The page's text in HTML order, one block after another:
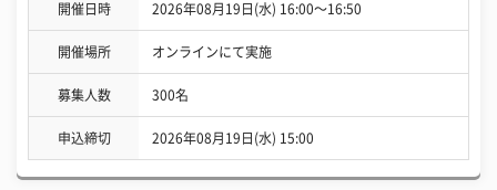
開催日時 2026年08月19日(水) 16:00〜16:50
開催場所 オンラインにて実施
募集人数 300名
申込締切 2026年08月19日(水) 15:00